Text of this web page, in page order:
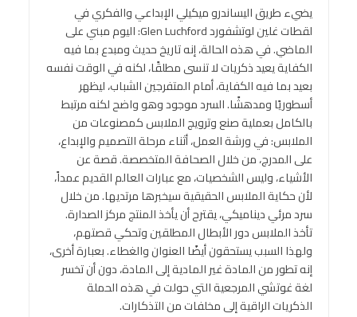
يضيء طريق اليساندرو ميكيلي الإبداعي والفكري في
لقطات غلين لوتشفورد Glen Luchford: اليوم مبني على
الماضي. في هذه الحالة، إنه تاريخ حديث ومبدع بما فيه
الكفاية يعيد ذكريات لا تنسى مطلقًا، لكنه في الوقت نفسه
بعيد بما فيه الكفاية، أمام المتفرجين الشباب، ليظهر
أسطوريًا ومدهشًا. السرد موجود وهو واضح لكنه مرتبط
بالكامل بعملية صنع وترويج الملابس كمصنوعات من
الملابس: في ورشة العمل، أثناء مرحلة التصميم والإبداع،
على المدرج، من خلال الصحافة المتخصصة. قصة عن
الأشياء، وليس الشخصيات، مع عبارات العالم القديم عمداً،
لأن حكاية الملابس الحقيقية سيخبرها مرتديها. من خلال
سرد مرئي ديناميكي، يقترح أن يأخذ المنتج مركز الصدارة.
تأخذ الملابس دور الأبطال المطلقين وتحكي قصتهم،
ولهذا السبب يستحقون أيضًا العنوان والغطاء. بعبارة أخرى،
إنه تطور من المادة غير المادية إلى المادة، دون أن تخسر
لغة غوتشي المرجعية التي حولت في هذه الحملة
الذكريات الراقية إلى مخلفات من التذكارات.